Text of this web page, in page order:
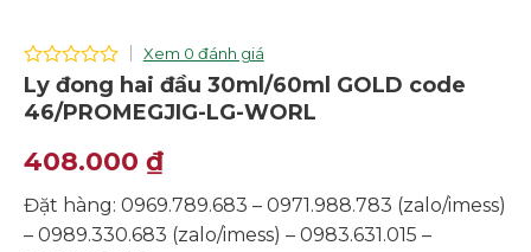
0
out
of
Xem 0 đánh giá
Ly đong hai đầu 30ml/60ml GOLD code
46/PROMEGJIG-LG-WORL
408.000 ₫
Đặt hàng: 0969.789.683 – 0971.988.783 (zalo/imess)
– 0989.330.683 (zalo/imess) – 0983.631.015 –